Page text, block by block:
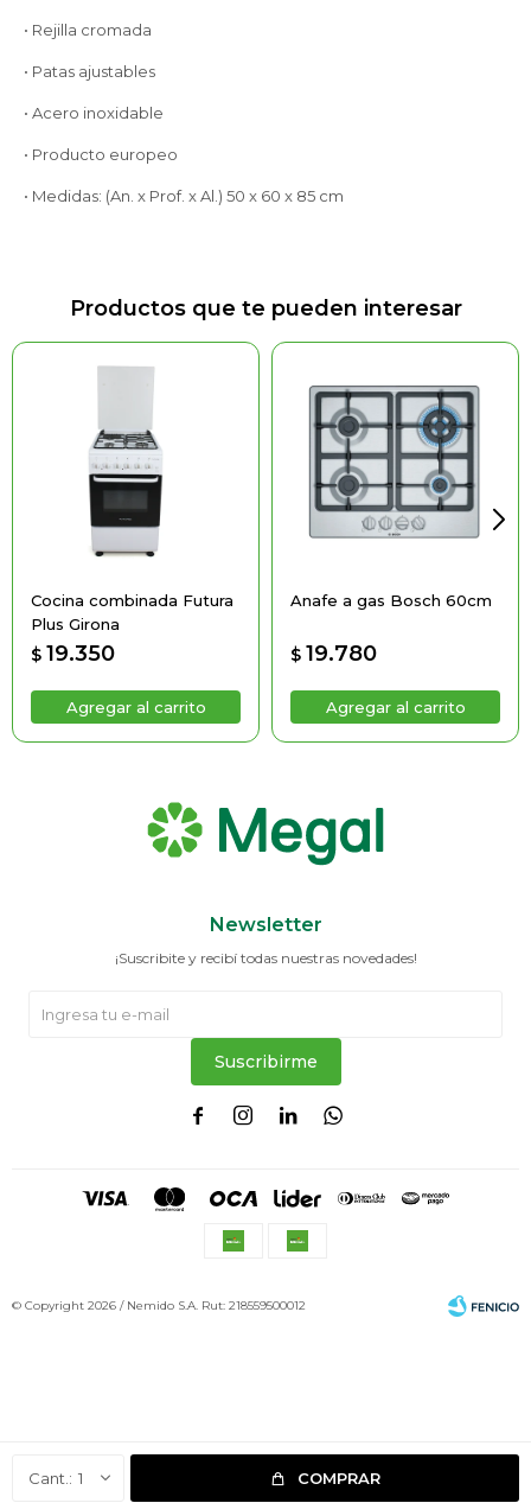
1 COMPRAR
• Rejilla cromada
• Patas ajustables
• Acero inoxidable
• Producto europeo
• Medidas: (An. x Prof. x Al.) 50 x 60 x 85 cm
Productos que te pueden interesar
Cocina combinada Futura
Plus Girona
$ 19.350
Anafe a gas Bosch 60cm
$ 19.780
Newsletter
¡Suscribite y recibí todas nuestras novedades!
Suscribirme
   
© Copyright 2026 / Nemido S.A. Rut: 218559500012